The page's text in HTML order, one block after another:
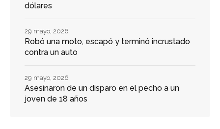
dólares
Robó una moto, escapó y terminó incrustado
contra un auto
29 mayo, 2026
Asesinaron de un disparo en el pecho a un
joven de 18 años
29 mayo, 2026